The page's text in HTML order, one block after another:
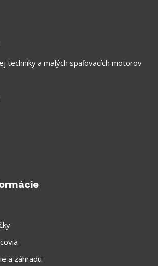
techniky a malých spaľovacích motorov
a záhradu